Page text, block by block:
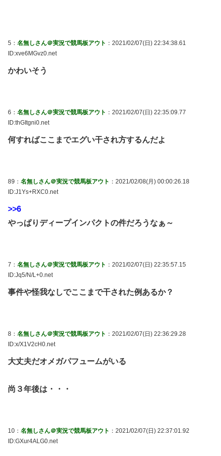
5： 名無しさん＠実況で競馬板アウト ：2021/02/07(日) 22:34:38.61
ID:xve6MGvz0.net
かわいそう
6： 名無しさん＠実況で競馬板アウト ：2021/02/07(日) 22:35:09.77
ID:thGItgni0.net
何すればここまでエグい干され方するんだよ
89： 名無しさん＠実況で競馬板アウト ：2021/02/08(月) 00:00:26.18
ID:J1Ys+RXC0.net
>>6
やっぱりディープインパクトの件だろうなぁ～
7： 名無しさん＠実況で競馬板アウト ：2021/02/07(日) 22:35:57.15
ID:Jq5/N/L+0.net
事件や怪我なしでここまで干された例あるか？
8： 名無しさん＠実況で競馬板アウト ：2021/02/07(日) 22:36:29.28
ID:x/X1V2cH0.net
大丈夫だオメガパフュームがいる
尚３年後は・・・
10： 名無しさん＠実況で競馬板アウト ：2021/02/07(日) 22:37:01.92
ID:GXur4ALG0.net